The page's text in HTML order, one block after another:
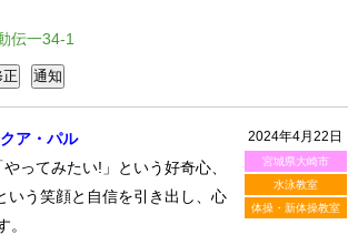
伝一34-1
2024年4月22日
宮城県大崎市
水泳教室
体操・新体操教室
ア・パル
ってみたい!」という好奇心、
いう笑顔と自信を引き出し、心
。